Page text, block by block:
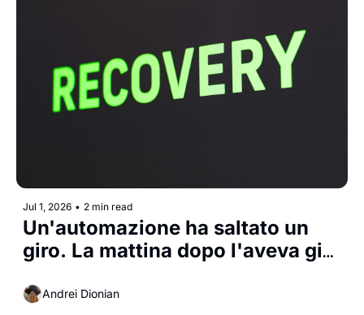
Jul 1, 2026 • 2 min read
Un'automazione ha saltato un
giro. La mattina dopo l'aveva già
Andrei Dionian